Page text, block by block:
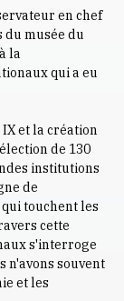
en chef
musée du
la
qui a eu
et la création
de 130
institutions
de
touchent les
cette
s'interroge
n'avons souvent
et les